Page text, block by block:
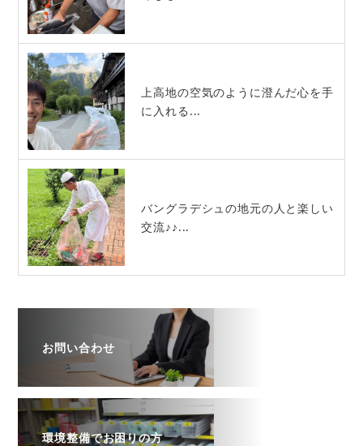
上高地の空気のように澄んだ心を手
に入れる...
バングラデシュの地元の人と楽しい
交流♪♪...
お問い合わせ
環境整備でお困りの方